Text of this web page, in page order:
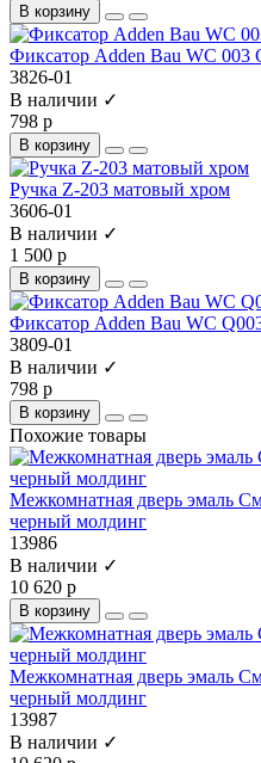
В корзину
Фиксатор Adden Bau WC 003
3826-01
В наличии ✓
798 р
В корзину
Ручка Z-203 матовый хром
3606-01
В наличии ✓
1 500 р
В корзину
Фиксатор Adden Bau WC
3809-01
В наличии ✓
798 р
В корзину
Похожие товары
Межкомнатная дверь эмаль
черный молдинг
13986
В наличии ✓
10 620 р
В корзину
Межкомнатная дверь эмаль
черный молдинг
13987
В наличии ✓